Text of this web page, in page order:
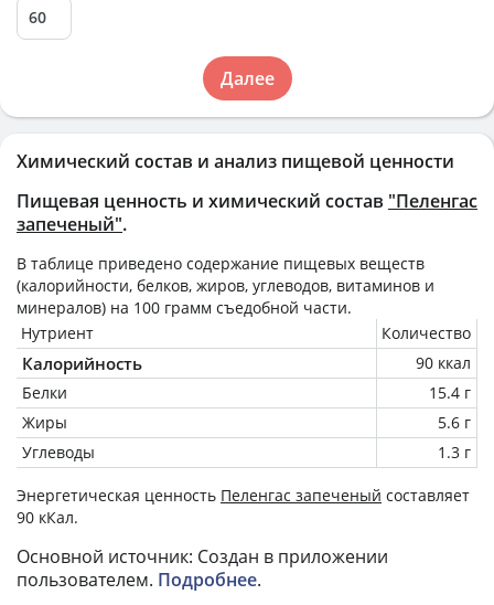
Химический состав и анализ пищевой ценности
Пищевая ценность и химический состав "Пеленгас
запеченый".
В таблице приведено содержание пищевых веществ
(калорийности, белков, жиров, углеводов, витаминов и
минералов) на 100 грамм съедобной части.
Нутриент
Количество
Калорийность
90 ккал
Белки
15.4 г
Жиры
5.6 г
Углеводы
1.3 г
Энергетическая ценность Пеленгас запеченый составляет
90 кКал.
Основной источник: Создан в приложении
пользователем. Подробнее.
Далее